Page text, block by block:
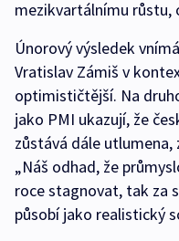
mezikvartálnímu růstu,
Únorový výsledek
Vratislav Zámiš v
optimističtější. Na
jako PMI ukazují, že
zůstává dále utlumena,
„Náš odhad, že
roce stagnovat, tak za
působí jako realistický